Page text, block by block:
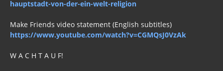
https://www.youtube.com/watch?v=CGMQsJ0VzAk